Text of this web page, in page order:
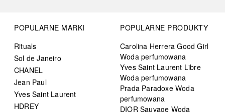
POPULARNE MARKI
Rituals
Sol de Janeiro
CHANEL
Jean Paul
Yves Saint Laurent
HDREY
POPULARNE PRODUKTY
Carolina Herrera Good Girl
Woda perfumowana
Yves Saint Laurent Libre
Woda perfumowana
Prada Paradoxe Woda
perfumowana
DIOR Sauvage Woda